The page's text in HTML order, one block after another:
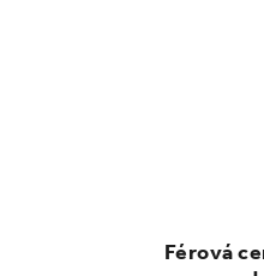
Férová